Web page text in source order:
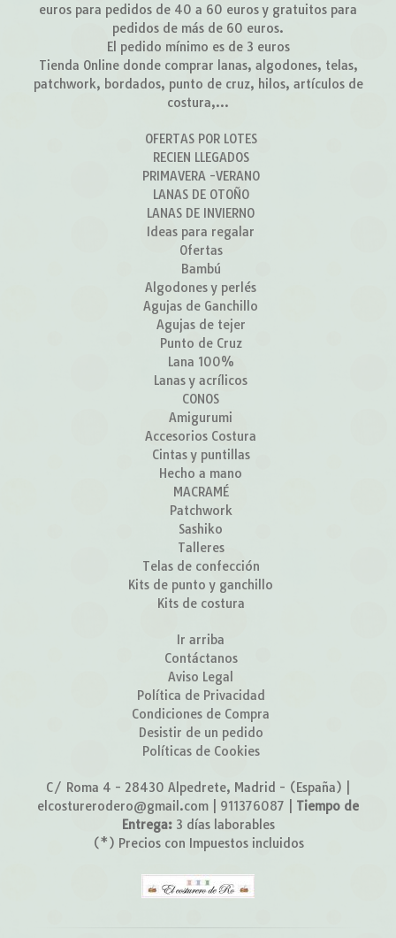
euros para pedidos de 40 a 60 euros y gratuitos para
pedidos de más de 60 euros.
El pedido mínimo es de 3 euros
Tienda Online donde comprar lanas, algodones, telas,
patchwork, bordados, punto de cruz, hilos, artículos de
costura,...
OFERTAS POR LOTES
RECIEN LLEGADOS
PRIMAVERA -VERANO
LANAS DE OTOÑO
LANAS DE INVIERNO
Ideas para regalar
Ofertas
Bambú
Algodones y perlés
Agujas de Ganchillo
Agujas de tejer
Punto de Cruz
Lana 100%
Lanas y acrílicos
CONOS
Amigurumi
Accesorios Costura
Cintas y puntillas
Hecho a mano
MACRAMÉ
Patchwork
Sashiko
Talleres
Telas de confección
Kits de punto y ganchillo
Kits de costura
Ir arriba
Contáctanos
Aviso Legal
Política de Privacidad
Condiciones de Compra
Desistir de un pedido
Políticas de Cookies
C/ Roma 4 - 28430 Alpedrete, Madrid - (España) |
elcosturerodero@gmail.com | 911376087
Tiempo de
Entrega: 3 días laborables
(*) Precios con Impuestos incluidos